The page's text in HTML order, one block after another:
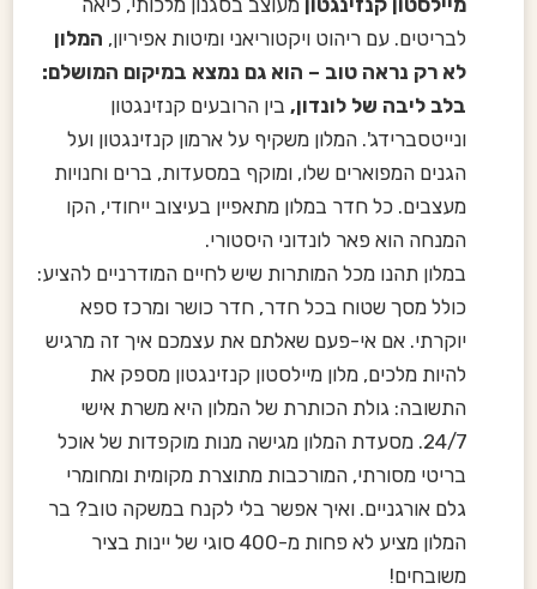
לבריטים. עם ריהוט ויקטוריאני ומיטות אפיריון, המלון
לא רק נראה טוב – הוא גם נמצא במיקום המושלם:
בלב ליבה של לונדון, בין הרובעים קנזינגטון
ונייטסברידג'. המלון משקיף על ארמון קנזינגטון ועל
הגנים המפוארים שלו, ומוקף במסעדות, ברים וחנויות
מעצבים. כל חדר במלון מתאפיין בעיצוב ייחודי, הקו
המנחה הוא פאר לונדוני היסטורי.
במלון תהנו מכל המותרות שיש לחיים המודרניים להציע:
כולל מסך שטוח בכל חדר, חדר כושר ומרכז ספא
יוקרתי. אם אי-פעם שאלתם את עצמכם איך זה מרגיש
להיות מלכים, מלון מיילסטון קנזינגטון מספק את
התשובה: גולת הכותרת של המלון היא משרת אישי
24/7. מסעדת המלון מגישה מנות מוקפדות של אוכל
בריטי מסורתי, המורכבות מתוצרת מקומית ומחומרי
גלם אורגניים. ואיך אפשר בלי לקנח במשקה טוב? בר
המלון מציע לא פחות מ-400 סוגי של יינות בציר
משובחים!